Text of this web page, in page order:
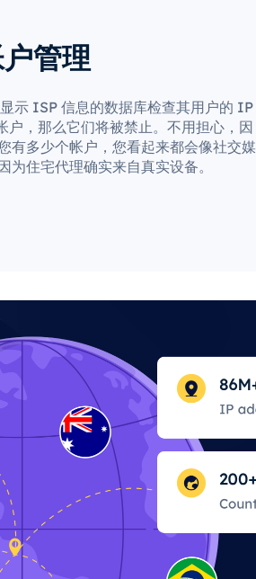
管理
示 ISP 信息的数据库检查其用户的 IP
，那么它们将被禁止。不用担心，因
有多少个帐户，您看起来都会像社交媒
为住宅代理确实来自真实设备。